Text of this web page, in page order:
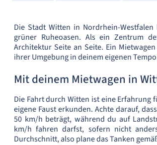
Die Stadt Witten in Nordrhein-
grüner Ruheoasen. Als ein Zentrum
Architektur Seite an Seite. Ein
ihrer Umgebung in deinem eigenen
Mit deinem Mietwagen in
Die Fahrt durch Witten ist eine Erfahrung
eigene Faust erkunden. Achte darauf,
50 km/h beträgt, während du auf
km/h fahren darfst, sofern nicht
Durchschnitt, also plane das Tanken